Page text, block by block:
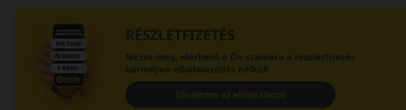
RÉSZLETFIZETÉS
Nézze meg, elérhető-e Ön számára a részletfizetés
bármilyen elköteleződés nélkül!
Elindítom az előbírálatot